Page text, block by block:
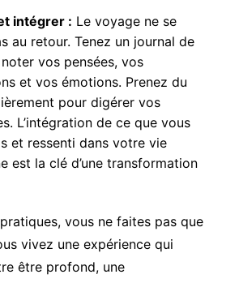
intégrer : Le voyage ne se
au retour. Tenez un journal de
vos pensées, vos
et vos émotions. Prenez du
pour digérer vos
L’intégration de ce que vous
et ressenti dans votre vie
est la clé d’une transformation
vous ne faites pas que
vivez une expérience qui
être profond, une